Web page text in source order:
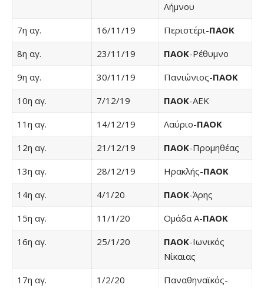
Λήμνου
7η αγ.
16/11/19 Περιστέρι-ΠΑΟΚ
8η αγ.
23/11/19 ΠΑΟΚ-Ρέθυμνο
9η αγ.
30/11/19 Πανιώνιος-ΠΑΟΚ
10η αγ.
7/12/19 ΠΑΟΚ-ΑΕΚ
11η αγ.
14/12/19 Λαύριο-ΠΑΟΚ
12η αγ.
21/12/19 ΠΑΟΚ-Προμηθέας
13η αγ.
28/12/19 Ηρακλής-ΠΑΟΚ
14η αγ.
4/1/20 ΠΑΟΚ-Άρης
15η αγ.
11/1/20 Ομάδα Α-ΠΑΟΚ
16η αγ.
25/1/20 ΠΑΟΚ-Ιωνικός
Νίκαιας
17η αγ.
1/2/20
Παναθηναϊκός-